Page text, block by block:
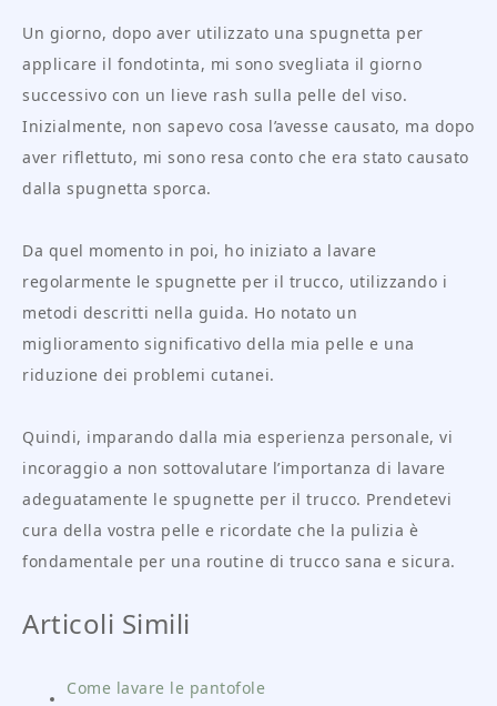
Un giorno, dopo aver utilizzato una spugnetta per
applicare il fondotinta, mi sono svegliata il giorno
successivo con un lieve rash sulla pelle del viso.
Inizialmente, non sapevo cosa l’avesse causato, ma dopo
aver riflettuto, mi sono resa conto che era stato causato
dalla spugnetta sporca.
Da quel momento in poi, ho iniziato a lavare
regolarmente le spugnette per il trucco, utilizzando i
metodi descritti nella guida. Ho notato un
miglioramento significativo della mia pelle e una
riduzione dei problemi cutanei.
Quindi, imparando dalla mia esperienza personale, vi
incoraggio a non sottovalutare l’importanza di lavare
adeguatamente le spugnette per il trucco. Prendetevi
cura della vostra pelle e ricordate che la pulizia è
fondamentale per una routine di trucco sana e sicura.
Articoli Simili
Come lavare le pantofole